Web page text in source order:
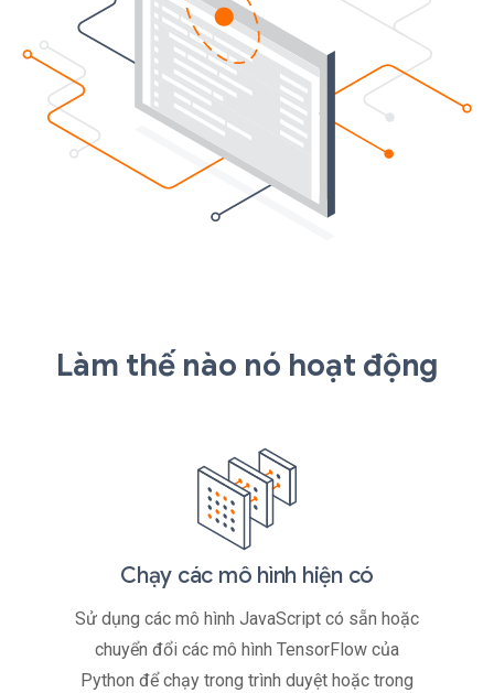
Làm thế nào nó hoạt động
Chạy các mô hình hiện có
Sử dụng các mô hình JavaScript có sẵn hoặc
chuyển đổi các mô hình TensorFlow của
Python để chạy trong trình duyệt hoặc trong